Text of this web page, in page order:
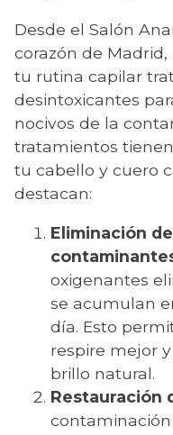
Desde el Salón
corazón de
tu rutina capilar
desintoxicantes
nocivos de la
tratamientos
tu cabello y cuero
destacan:
Eliminación
oxigenantes
se acumulan
día. Esto
respire mejor
brillo natural.
Restauración